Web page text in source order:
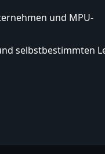
und MPU-
selbstbestimmten